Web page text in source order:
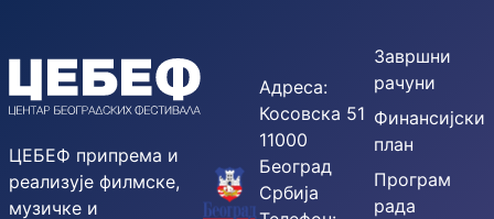
ЦЕБЕФ припрема и
реализује филмске,
музичке и
Адреса:
Косовска 51
11000
Београд
Србија
Завршни
рачуни
Финансијски
план
Програм
рада